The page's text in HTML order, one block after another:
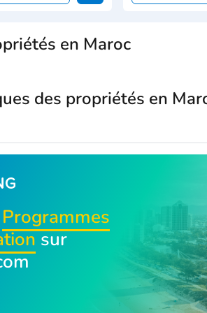
en Maroc
des propriétés en
Programmes
sur